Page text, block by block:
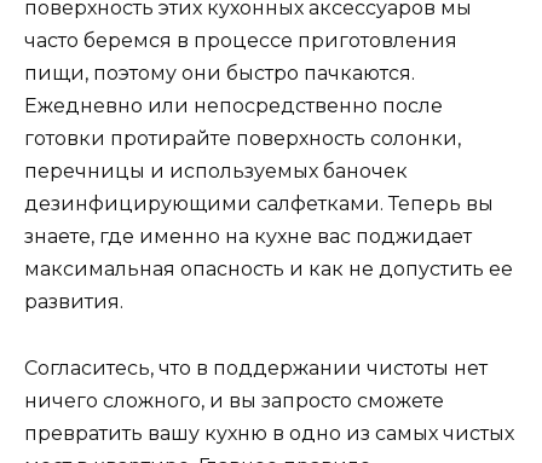
поверхность этих кухонных аксессуаров мы
часто беремся в процессе приготовления
пищи, поэтому они быстро пачкаются.
Ежедневно или непосредственно после
готовки протирайте поверхность солонки,
перечницы и используемых баночек
дезинфицирующими салфетками. Теперь вы
знаете, где именно на кухне вас поджидает
максимальная опасность и как не допустить ее
развития.
Согласитесь, что в поддержании чистоты нет
ничего сложного, и вы запросто сможете
превратить вашу кухню в одно из самых чистых